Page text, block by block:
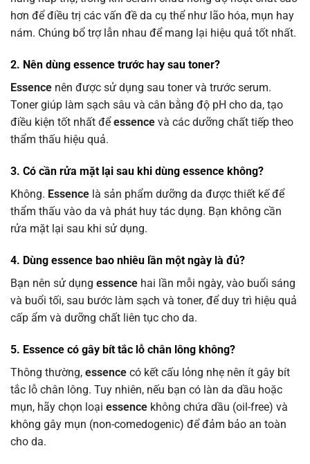
hơn để điều trị các vấn đề da cụ thể như lão hóa, mụn hay
nám. Chúng bổ trợ lẫn nhau để mang lại hiệu quả tốt nhất.
2. Nên dùng essence trước hay sau toner?
Essence nên được sử dụng sau toner và trước serum.
Toner giúp làm sạch sâu và cân bằng độ pH cho da, tạo
điều kiện tốt nhất để essence và các dưỡng chất tiếp theo
thẩm thấu hiệu quả.
3. Có cần rửa mặt lại sau khi dùng essence không?
Không. Essence là sản phẩm dưỡng da được thiết kế để
thẩm thấu vào da và phát huy tác dụng. Bạn không cần
rửa mặt lại sau khi sử dụng.
4. Dùng essence bao nhiêu lần một ngày là đủ?
Bạn nên sử dụng essence hai lần mỗi ngày, vào buổi sáng
và buổi tối, sau bước làm sạch và toner, để duy trì hiệu quả
cấp ẩm và dưỡng chất liên tục cho da.
5. Essence có gây bít tắc lỗ chân lông không?
Thông thường, essence có kết cấu lỏng nhẹ nên ít gây bít
tắc lỗ chân lông. Tuy nhiên, nếu bạn có làn da dầu hoặc
mụn, hãy chọn loại essence không chứa dầu (oil-free) và
không gây mụn (non-comedogenic) để đảm bảo an toàn
cho da.